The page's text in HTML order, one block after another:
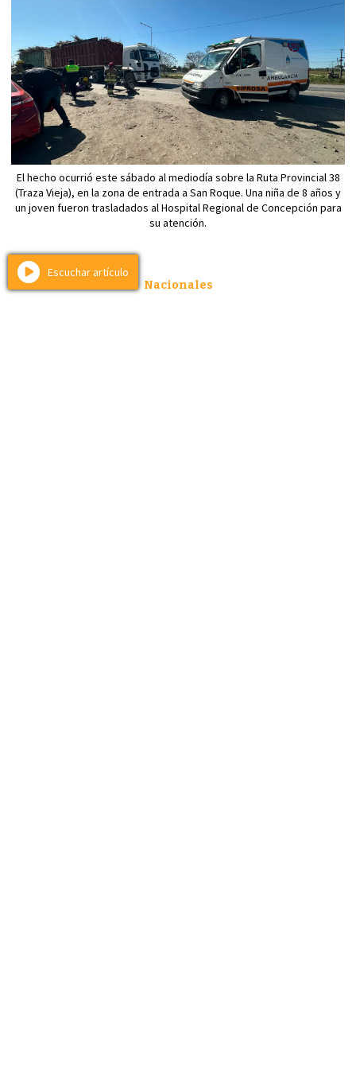
El hecho ocurrió este sábado al mediodía sobre la Ruta Provincial 38
(Traza Vieja), en la zona de entrada a San Roque. Una niña de 8 años y
un joven fueron trasladados al Hospital Regional de Concepción para
su atención.
Nacionales
Escuchar artículo